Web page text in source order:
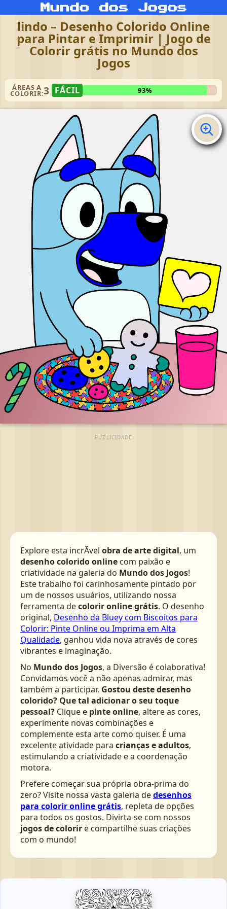
lindo – Desenho Colorido Online
para Pintar e Imprimir | Jogo de
Colorir grátis no Mundo dos
Jogos
ÁREAS A
COLORIR:3 FÁCIL 93%
PUBLICIDADE
Explore esta incrÃ­vel obra de arte digital, um
desenho colorido online com paixão e
criatividade na galeria do Mundo dos Jogos!
Este trabalho foi carinhosamente pintado por
um de nossos usuários, utilizando nossa
ferramenta decolorir online grátis. O desenho
original, Desenho da Bluey com Biscoitos para
Colorir: Pinte Online ou Imprima em Alta
Qualidade, ganhou vida nova através de cores
vibrantes e imaginação.
No Mundo dos Jogos, a Diversão é colaborativa!
Convidamos você a não apenas admirar, mas
também a participar. Gostou deste desenho
colorido? Que tal adicionar o seu toque
pessoal? Clique e pinte online, altere as cores,
experimente novas combinações e
complemente esta arte como quiser. É uma
excelente atividade para crianças e adultos,
estimulando a criatividade e a coordenação
motora.
Prefere começar sua própria obra-prima do
zero? Visite nossa vasta galeria dedesenhos
para colorir online grátis, repleta de opções
para todos os gostos. Divirta-se com nossos
jogos de colorir e compartilhe suas criações
com o mundo!